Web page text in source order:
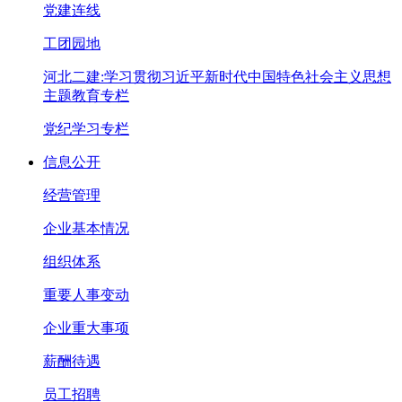
党建连线
工团园地
河北二建:学习贯彻习近平新时代中国特色社会主义思想
主题教育专栏
党纪学习专栏
信息公开
经营管理
企业基本情况
组织体系
重要人事变动
企业重大事项
薪酬待遇
员工招聘